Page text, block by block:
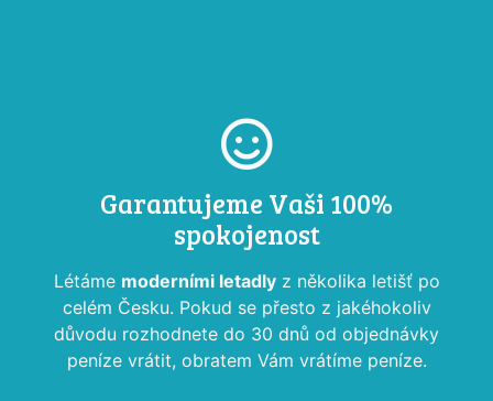
Garantujeme Vaši 100%
spokojenost
Létáme moderními letadlyz několika letišť po
celém Česku. Pokud se přesto z jakéhokoliv
důvodu rozhodnete do 30 dnů od objednávky
peníze vrátit, obratem Vám vrátíme peníze.